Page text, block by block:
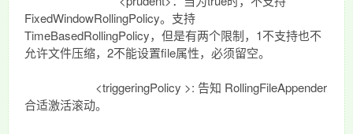
FixedWindowRollingPolicy。支持
TimeBasedRollingPolicy，但是有两个限制，1不支持也不
允许文件压缩，2不能设置file属性，必须留空。
<triggeringPolicy >: 告知 RollingFileAppender
合适激活滚动。